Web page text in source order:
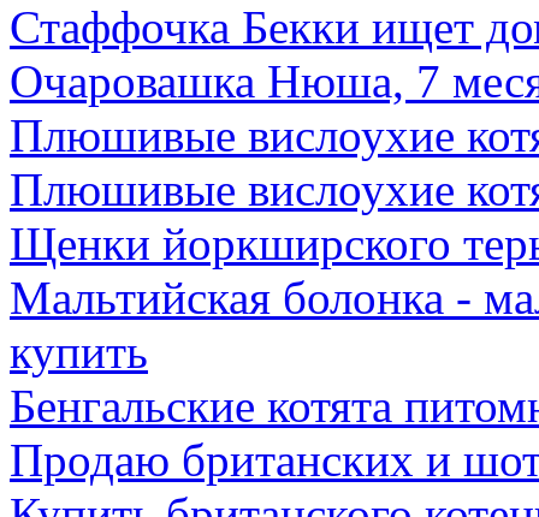
Стаффочка Бекки ищет
Очаровашка Нюша, 7
Плюшивые вислоухие
Плюшивые вислоухие
Щенки йоркширского
Мальтийская болонка -
купить
Бенгальские котята
Продаю британских и